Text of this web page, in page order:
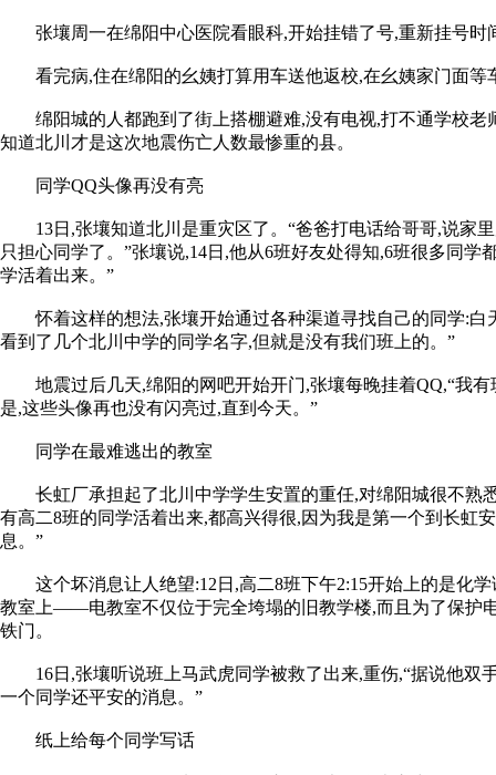
张壤周一在绵阳中心医院看眼科,开始挂错了号,重新挂号时
看完病,住在绵阳的幺姨打算用车送他返校,在幺姨家门面等
绵阳城的人都跑到了街上搭棚避难,没有电视,打不通学校老
知道北川才是这次地震伤亡人数最惨重的县。
同学QQ头像再没有亮
13日,张壤知道北川是重灾区了。“爸爸打电话给哥哥,说家
只担心同学了。”张壤说,14日,他从6班好友处得知,6班很多同
学活着出来。”
怀着这样的想法,张壤开始通过各种渠道寻找自己的同学:白
看到了几个北川中学的同学名字,但就是没有我们班上的。”
地震过后几天,绵阳的网吧开始开门,张壤每晚挂着QQ,“我有
是,这些头像再也没有闪亮过,直到今天。”
同学在最难逃出的教室
长虹厂承担起了北川中学学生安置的重任,对绵阳城很不熟
有高二8班的同学活着出来,都高兴得很,因为我是第一个到长虹
息。”
这个坏消息让人绝望:12日,高二8班下午2:15开始上的是化学
教室上——电教室不仅位于完全垮塌的旧教学楼,而且为了保护
铁门。
16日,张壤听说班上马武虎同学被救了出来,重伤,“据说他双
一个同学还平安的消息。”
纸上给每个同学写话